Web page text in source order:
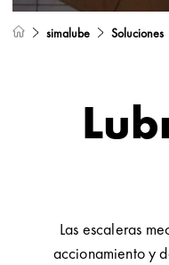
simalube Soluciones
Las escaleras
accionamiento y